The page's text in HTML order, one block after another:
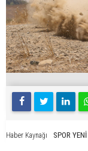
Haber Kaynağı SPOR YENİ